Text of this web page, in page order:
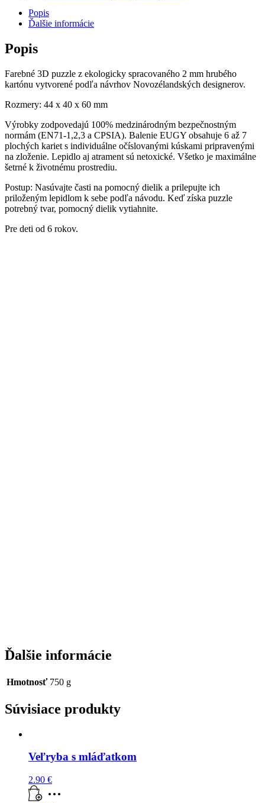
Popis
Ďalšie informácie
Popis
Farebné 3D puzzle z ekologicky spracovaného 2 mm hrubého
kartónu vytvorené podľa návrhov Novozélandských designerov.
Rozmery: 44 x 40 x 60 mm
Výrobky zodpovedajú 100% medzinárodným bezpečnostným
normám (EN71-1,2,3 a CPSIA). Balenie EUGY obsahuje 6 až 7
plochých kariet s individuálne očíslovanými kúskami pripravenými
na zloženie. Lepidlo aj atrament sú netoxické. Všetko je maximálne
šetrné k životnému prostrediu.
Postup: Nasúvajte časti na pomocný dielik a prilepujte ich
priloženým lepidlom k sebe podľa návodu. Keď získa puzzle
potrebný tvar, pomocný dielik vytiahnite.
Pre deti od 6 rokov.
Ďalšie informácie
Hmotnosť 750 g
Súvisiace produkty
Veľryba s mláďatkom
2.90 €